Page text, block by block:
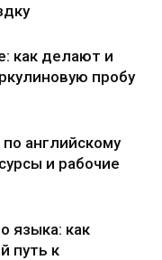
как делают и
пробу
английскому
и рабочие
языка: как
путь к